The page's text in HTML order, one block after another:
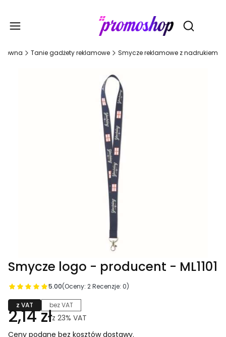
Otwórz
Tanie gadżety reklamowe Smycze reklamowe z nadrukiem
Smycze logo - producent - ML1101
5.00(Oceny: 2 Recenzje: 0)
z VAT bez VAT
2,14 złz 23% VAT
Ceny podane bez kosztów dostawy.